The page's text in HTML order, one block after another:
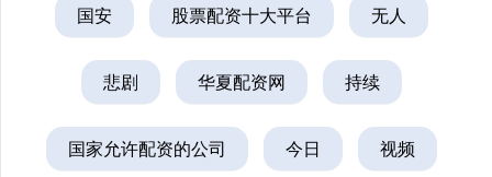
国安 股票配资十大平台 无人
悲剧 华夏配资网 持续
国家允许配资的公司 今日 视频